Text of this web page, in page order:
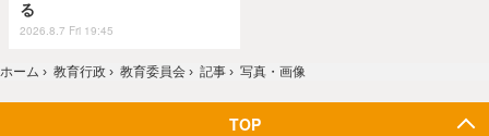
る
2026.8.7 Fri 19:45
ホーム › 教育行政 › 教育委員会 › 記事 › 写真・画像
TOP